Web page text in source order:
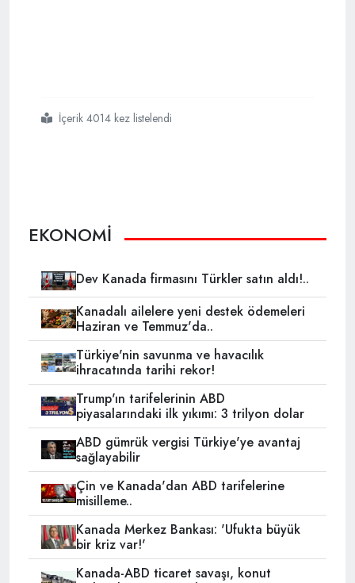
#cumhurbaşkanı başdanışmanı cemil ertem
#varlık fonu
İçerik 4014 kez listelendi
EKONOMİ
Dev Kanada firmasını Türkler satın aldı!..
Kanadalı ailelere yeni destek ödemeleri
Haziran ve Temmuz'da..
Türkiye'nin savunma ve havacılık
ihracatında tarihi rekor!
Trump'ın tarifelerinin ABD
piyasalarındaki ilk yıkımı: 3 trilyon dolar
ABD gümrük vergisi Türkiye'ye avantaj
sağlayabilir
Çin ve Kanada'dan ABD tarifelerine
misilleme..
Kanada Merkez Bankası: 'Ufukta büyük
bir kriz var!'
Kanada-ABD ticaret savaşı, konut